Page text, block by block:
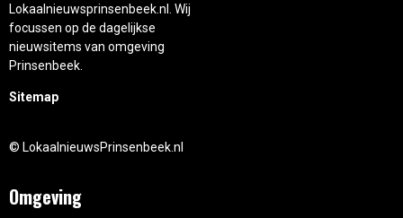
Lokaalnieuwsprinsenbeek.nl. Wij
focussen op de dagelijkse
nieuwsitems van omgeving
Prinsenbeek.
Sitemap
© LokaalnieuwsPrinsenbeek.nl
Omgeving